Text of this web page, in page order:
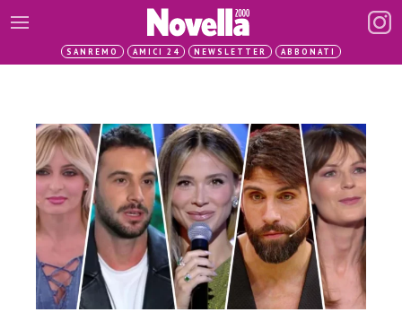
SANREMO AMICI 24 NEWSLETTER ABBONATI